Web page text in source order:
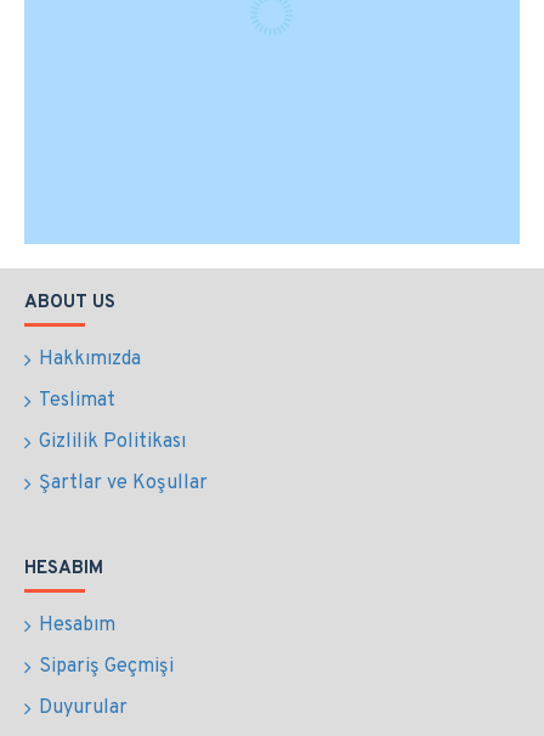
ABOUT US
Hakkımızda
Teslimat
Gizlilik Politikası
Şartlar ve Koşullar
HESABIM
Hesabım
Sipariş Geçmişi
Duyurular